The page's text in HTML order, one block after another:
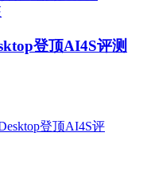
登顶AI4S评测